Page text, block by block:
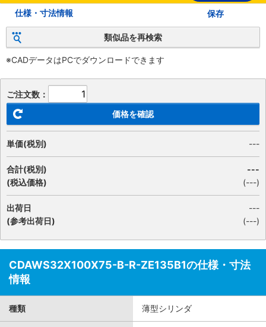
仕様・寸法情報 保存
類似品を再検索
※CADデータはPCでダウンロードできます
ご注文数：
価格を確認
単価(税別) ---
合計(税別)
(税込価格)
---
(---)
出荷日
(参考出荷日)
---
(---)
CDAWS32X100X75-B-R-ZE135B1の仕様・寸法
情報
種類 薄型シリンダ